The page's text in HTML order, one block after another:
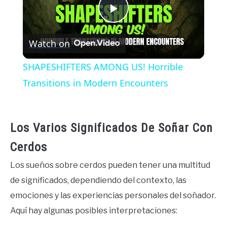
Play
Video
Watch on
SHAPESHIFTERS AMONG US! Horrible
Transitions in Modern Encounters
Los Varios Significados De Soñar Con
Cerdos
Los sueños sobre cerdos pueden tener una multitud
de significados, dependiendo del contexto, las
emociones y las experiencias personales del soñador.
Aquí hay algunas posibles interpretaciones: